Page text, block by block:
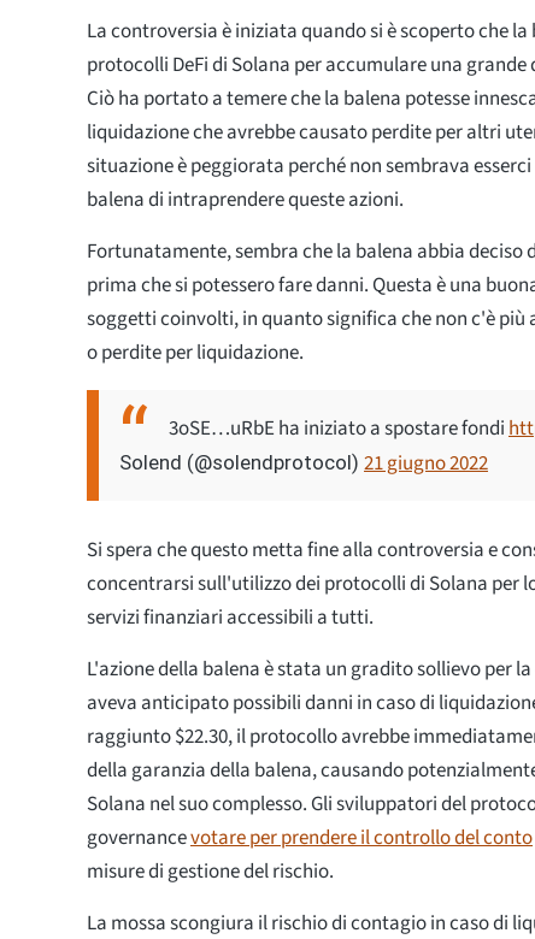
La controversia è iniziata quando si è scoperto che
protocolli DeFi di Solana per accumulare una grande
Ciò ha portato a temere che la balena potesse
liquidazione che avrebbe causato perdite per altri
situazione è peggiorata perché non sembrava
balena di intraprendere queste azioni.
Fortunatamente, sembra che la balena abbia deciso
prima che si potessero fare danni. Questa è una
soggetti coinvolti, in quanto significa che non c'è
o perdite per liquidazione.
3oSE…uRbE ha iniziato a spostare fondi
Solend (@solendprotocol) 21 giugno 2022
Si spera che questo metta fine alla controversia e
concentrarsi sull'utilizzo dei protocolli di Solana per
servizi finanziari accessibili a tutti.
L'azione della balena è stata un gradito sollievo per
aveva anticipato possibili danni in caso di
raggiunto $22.30, il protocollo avrebbe
della garanzia della balena, causando
Solana nel suo complesso. Gli sviluppatori del
governancevotare per prendere il controllo del conto
misure di gestione del rischio.
La mossa scongiura il rischio di contagio in caso di